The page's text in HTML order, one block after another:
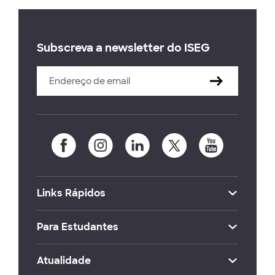
Subscreva a newsletter do ISEG
Links Rápidos
Para Estudantes
Atualidade